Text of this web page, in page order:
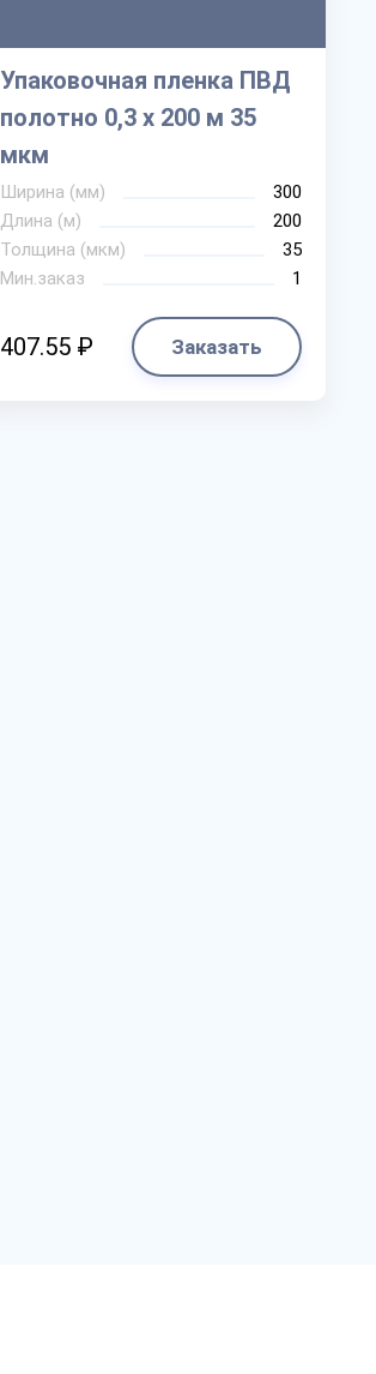
Упаковочная пленка ПВД
полотно 0,3 х 200 м 35
мкм
Ширина (мм)
300
Длина (м)
200
Толщина (мкм)
35
Мин.заказ
1
407.55 ₽ Заказать